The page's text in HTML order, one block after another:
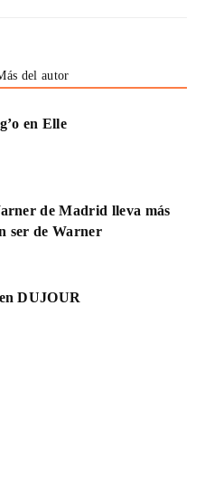
del autor
en Elle
de Madrid lleva más
ser de Warner
DUJOUR